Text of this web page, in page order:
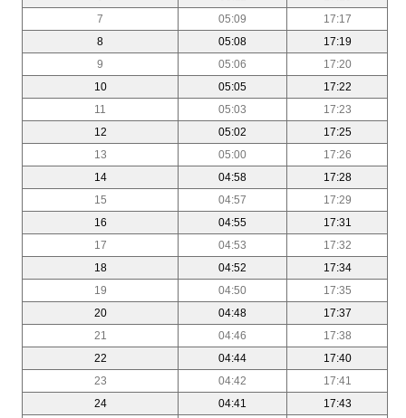
7
05:09
17:17
8
05:08
17:19
9
05:06
17:20
10
05:05
17:22
11
05:03
17:23
12
05:02
17:25
13
05:00
17:26
14
04:58
17:28
15
04:57
17:29
16
04:55
17:31
17
04:53
17:32
18
04:52
17:34
19
04:50
17:35
20
04:48
17:37
21
04:46
17:38
22
04:44
17:40
23
04:42
17:41
24
04:41
17:43